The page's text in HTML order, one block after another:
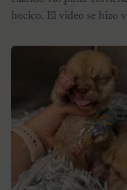
hocico. El video se hizo